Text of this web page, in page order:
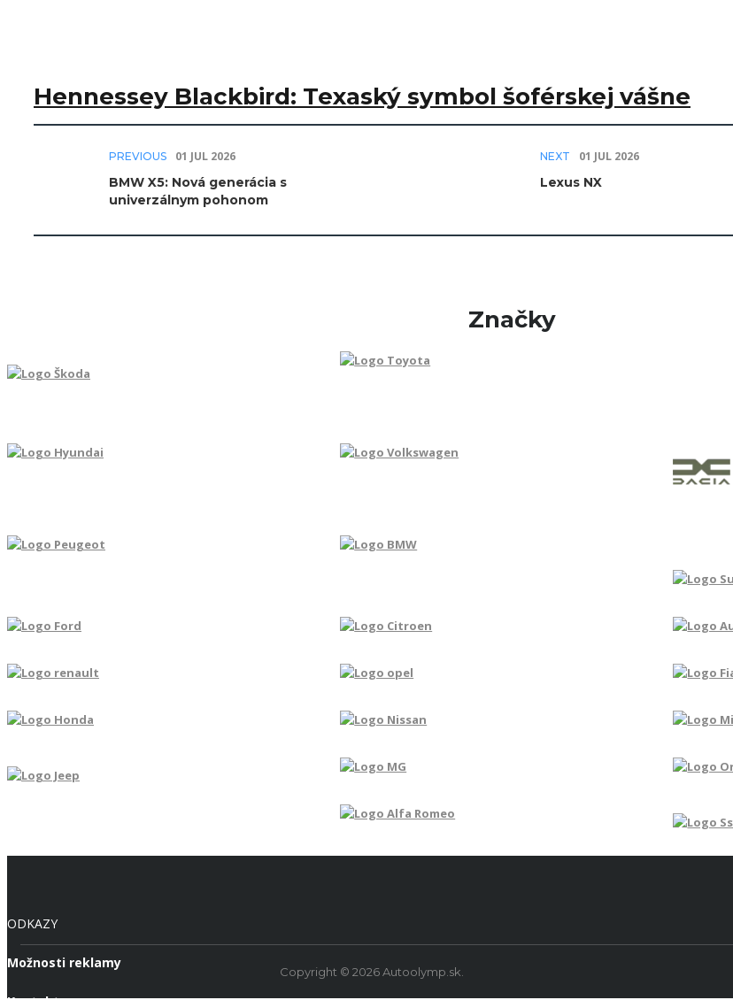
Hennessey Blackbird: Texaský symbol šoférskej vášne
PREVIOUS 01 JÚL 2026
BMW X5: Nová generácia s
univerzálnym pohonom
NEXT 01 JÚL 2026
Lexus NX
Značky
ODKAZY
Možnosti reklamy
Copyright © 2026 Autoolymp.sk.